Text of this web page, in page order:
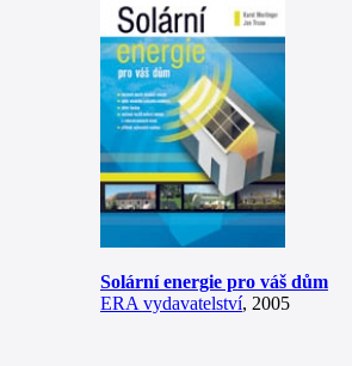
Solární energie pro váš dům
ERA vydavatelství, 2005